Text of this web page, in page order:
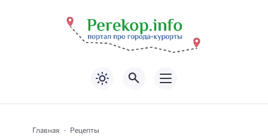
Главная Рецепты